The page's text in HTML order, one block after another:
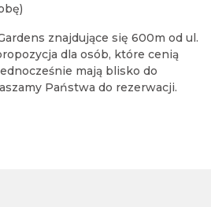
znajdujące się 600m od ul.
dla osób, które cenią
mają blisko do
Państwa do rezerwacji.